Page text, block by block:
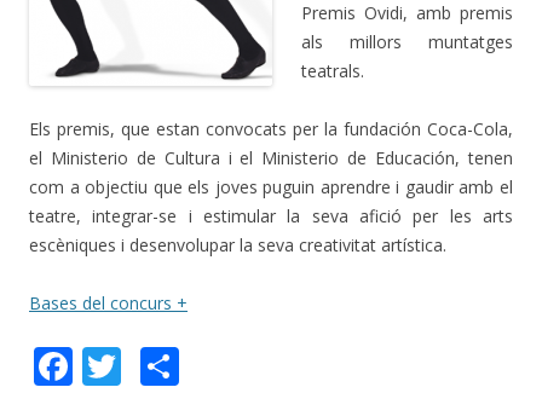
Premis Ovidi, amb premis
als millors muntatges
teatrals.
Els premis, que estan convocats per la fundación Coca-Cola,
el Ministerio de Cultura i el Ministerio de Educación, tenen
com a objectiu que els joves puguin aprendre i gaudir amb el
teatre, integrar-se i estimular la seva afició per les arts
escèniques i desenvolupar la seva creativitat artística.
Bases del concurs +
F T